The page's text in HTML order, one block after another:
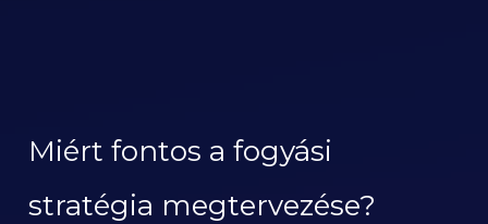
Miért fontos a fogyási
stratégia megtervezése?